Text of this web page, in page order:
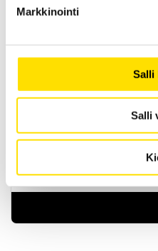
Markkinointi
Salli
Salli
ETL PE-
PE-kaapeli